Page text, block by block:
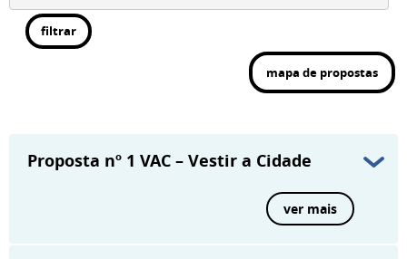
filtrar
mapa de propostas
Proposta nº 1 VAC – Vestir a Cidade
ver mais